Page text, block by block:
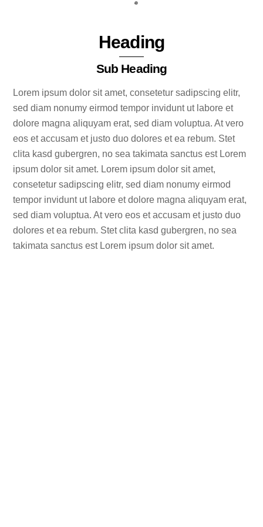
Heading
Sub Heading
Lorem ipsum dolor sit amet, consetetur sadipscing elitr,
sed diam nonumy eirmod tempor invidunt ut labore et
dolore magna aliquyam erat, sed diam voluptua. At vero
eos et accusam et justo duo dolores et ea rebum. Stet
clita kasd gubergren, no sea takimata sanctus est Lorem
ipsum dolor sit amet. Lorem ipsum dolor sit amet,
consetetur sadipscing elitr, sed diam nonumy eirmod
tempor invidunt ut labore et dolore magna aliquyam erat,
sed diam voluptua. At vero eos et accusam et justo duo
dolores et ea rebum. Stet clita kasd gubergren, no sea
takimata sanctus est Lorem ipsum dolor sit amet.